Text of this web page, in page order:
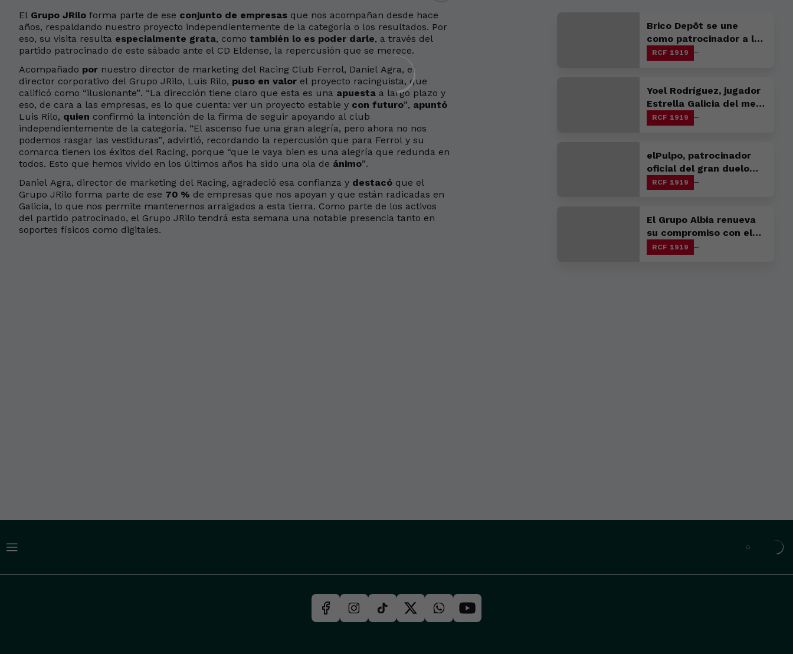
El Grupo JRilo forma parte de ese conjunto de empresas que nos acompañan desde hace
años, respaldando nuestro proyecto independientemente de la categoría o los resultados. Por
eso, su visita resulta especialmente grata, como también lo es poder darle, a través del
partido patrocinado de este sábado ante el CD Eldense, la repercusión que se merece.
Acompañado por nuestro director de marketing del Racing Club Ferrol, Daniel Agra, el
director corporativo del Grupo JRilo, Luis Rilo, puso en valor el proyecto racinguista, que
calificó como “ilusionante”. “La dirección tiene claro que esta es una apuesta a largo plazo y
eso, de cara a las empresas, es lo que cuenta: ver un proyecto estable y con futuro”, apuntó
Luis Rilo, quien confirmó la intención de la firma de seguir apoyando al club
independientemente de la categoría. “El ascenso fue una gran alegría, pero ahora no nos
podemos rasgar las vestiduras”, advirtió, recordando la repercusión que para Ferrol y su
comarca tienen los éxitos del Racing, porque “que le vaya bien es una alegría que redunda en
todos. Esto que hemos vivido en los últimos años ha sido una ola de ánimo”.
Daniel Agra, director de marketing del Racing, agradeció esa confianza y destacó que el
Grupo JRilo forma parte de ese 70 % de empresas que nos apoyan y que están radicadas en
Galicia, lo que nos permite mantenernos arraigados a esta tierra. Como parte de los activos
del partido patrocinado, el Grupo JRilo tendrá esta semana una notable presencia tanto en
soportes físicos como digitales.
Brico Depôt se une
como patrocinador a la
familia racinguista
RCF 1919
Yoel Rodríguez, jugador
Estrella Galicia del mes
de marzo
RCF 1919
elPulpo, patrocinador
oficial del gran duelo
gallego en A Malata
RCF 1919
El Grupo Albia renueva
su compromiso con el
club
RCF 1919